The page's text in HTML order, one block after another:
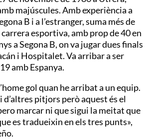
majúscules. Amb experiència a
B i a l’estranger, suma més de
carrera esportiva, amb prop de 40 en
a Segona B, on va jugar dues finals
i Hospitalet. Va arribar a ser
amb Espanya.
gol quan he arribat a un equip.
pitjors però aquest és el
marcar ni que sigui la meitat que
es tradueixin en els tres punts»,